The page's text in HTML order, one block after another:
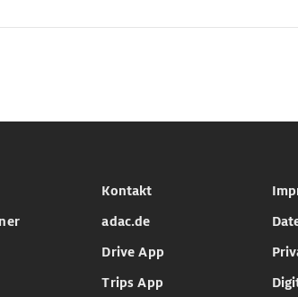
Kontakt
adac.de
Drive App
Trips App